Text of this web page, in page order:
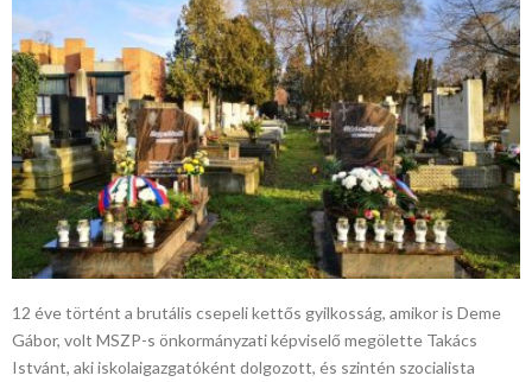
12 éve történt a brutális csepeli kettős gyilkosság, amikor is Deme
Gábor, volt MSZP-s önkormányzati képviselő megölette Takács
Istvánt, aki iskolaigazgatóként dolgozott, és szintén szocialista